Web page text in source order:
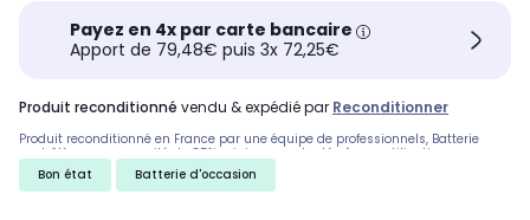
Payez en 4x par carte bancaire
Apport de 79,48€ puis 3x 72,25€
produit reconditionné vendu & expédié par Reconditionner
Produit reconditionné en France par une équipe de professionnels, Batterie
contrôlée, avec capacité de 85% minimum, adaptée à une utilisation
quotidienne. livraison rapide et soignée
Bon état Batterie d'occasion